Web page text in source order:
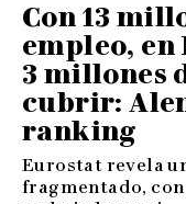
Con 13
empleo, en
3 millones
cubrir:
ranking
Eurostat revela
fragmentado,